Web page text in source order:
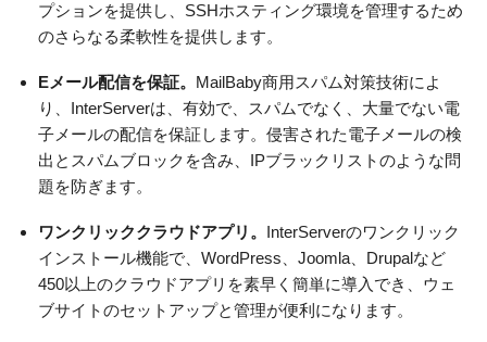
プションを提供し、SSHホスティング環境を管理するため
のさらなる柔軟性を提供します。
Eメール配信を保証。 MailBaby商用スパム対策技術によ
り、InterServerは、有効で、スパムでなく、大量でない電
子メールの配信を保証します。侵害された電子メールの検
出とスパムブロックを含み、IPブラックリストのような問
題を防ぎます。
ワンクリッククラウドアプリ。 InterServerのワンクリック
インストール機能で、WordPress、Joomla、Drupalなど
450以上のクラウドアプリを素早く簡単に導入でき、ウェ
ブサイトのセットアップと管理が便利になります。